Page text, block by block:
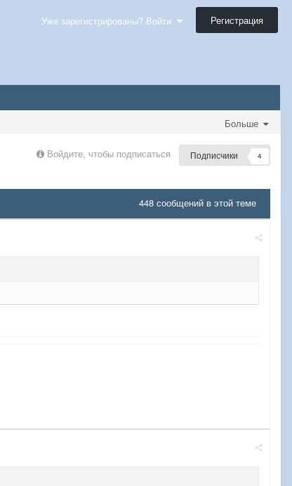
Уже зарегистрированы? Войти Регистрация
Больше
Войдите, чтобы подписаться Подписчики 4
448 сообщений в этой теме